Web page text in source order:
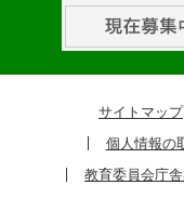
サイトマップ
個人情報の
教育委員会庁